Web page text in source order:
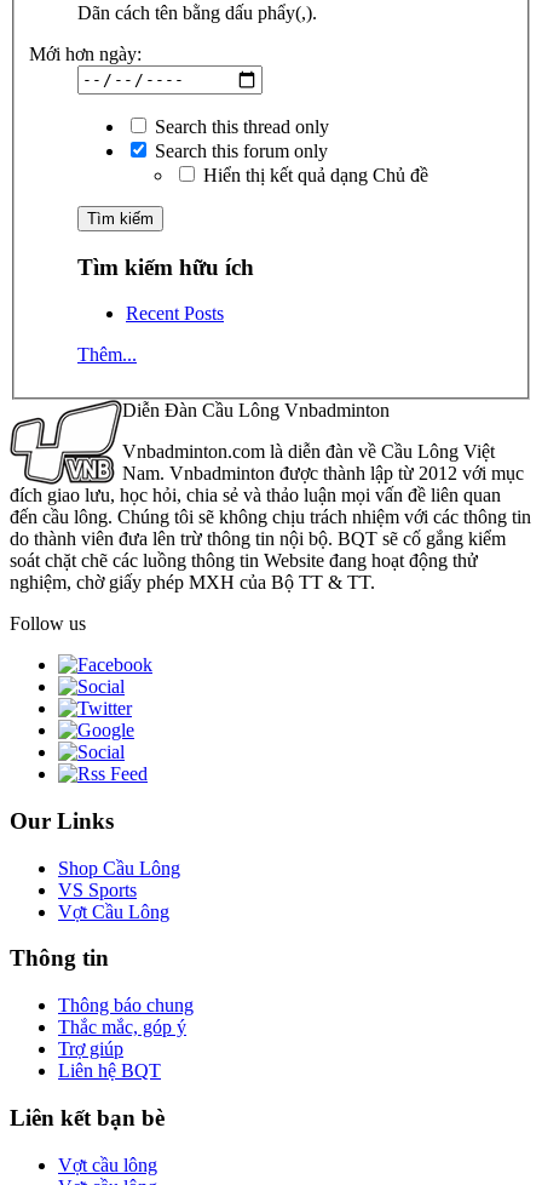
Dãn cách tên bằng dấu phẩy(,).
Mới hơn ngày:
Search this thread only
Search this forum only
Hiển thị kết quả dạng Chủ đề
Tìm kiếm hữu ích
Recent Posts
Thêm...
Diễn Đàn Cầu Lông Vnbadminton
Vnbadminton.com là diễn đàn về Cầu Lông Việt
Nam. Vnbadminton được thành lập từ 2012 với mục
đích giao lưu, học hỏi, chia sẻ và thảo luận mọi vấn đề liên quan
đến cầu lông. Chúng tôi sẽ không chịu trách nhiệm với các thông tin
do thành viên đưa lên trừ thông tin nội bộ. BQT sẽ cố gắng kiểm
soát chặt chẽ các luồng thông tin Website đang hoạt động thử
nghiệm, chờ giấy phép MXH của Bộ TT & TT.
Follow us
Our Links
Shop Cầu Lông
VS Sports
Vợt Cầu Lông
Thông tin
Thông báo chung
Thắc mắc, góp ý
Trợ giúp
Liên hệ BQT
Liên kết bạn bè
Vợt cầu lông